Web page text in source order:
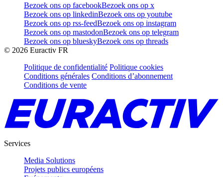
Bezoek ons op facebookBezoek ons op x
Bezoek ons op linkedinBezoek ons op youtube
Bezoek ons op rss-feedBezoek ons op instagram
Bezoek ons op mastodonBezoek ons op telegram
Bezoek ons op blueskyBezoek ons op threads
© 2026 Euractiv FR
Politique de confidentialité Politique cookies
Conditions générales Conditions d’abonnement
Conditions de vente
Services
Media Solutions
Projets publics européens